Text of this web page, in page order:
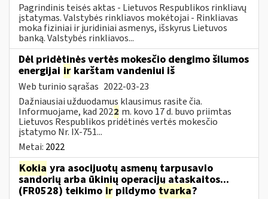
Pagrindinis teisės aktas - Lietuvos Respublikos rinkliavų
įstatymas. Valstybės rinkliavos mokėtojai - Rinkliavas
moka fiziniai ir juridiniai asmenys, išskyrus Lietuvos
banką. Valstybės rinkliavos...
Dėl pridėtinės vertės mokesčio dengimo šilumos
energijai ir karštam vandeniui iš
Web turinio sąrašas 2022-03-23
Dažniausiai užduodamus klausimus rasite čia.
Informuojame, kad 2022 m. kovo 17 d. buvo priimtas
Lietuvos Respublikos pridėtinės vertės mokesčio
įstatymo Nr. IX-751...
Metai: 2022
Kokia yra asocijuotų asmenų tarpusavio
sandorių arba ūkinių operacijų ataskaitos...
(FR0528) teikimo ir pildymo tvarka?